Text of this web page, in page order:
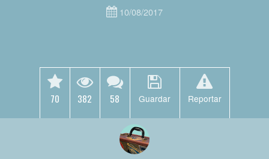
10/08/2017
70 382 58 Guardar Reportar